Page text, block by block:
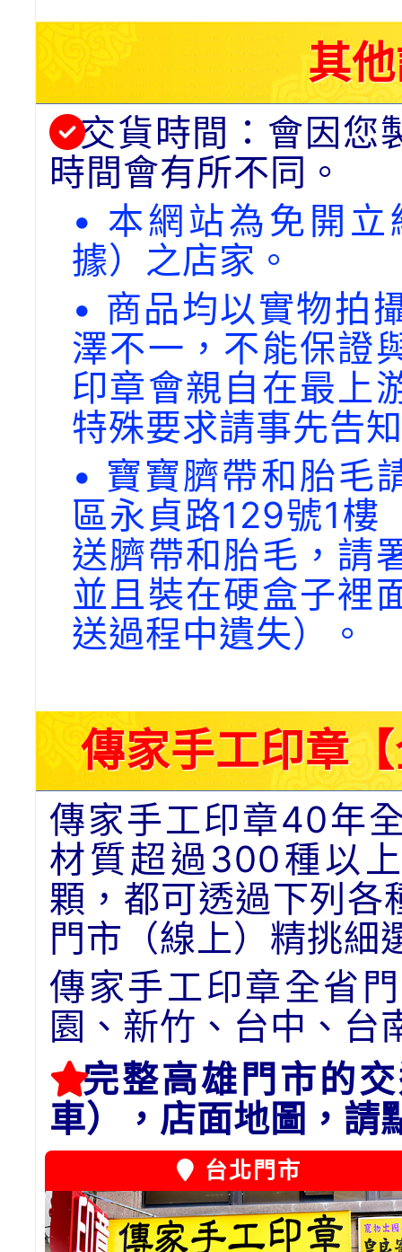
其
交貨時間：會因您
時間會有所不同。
• 本網站為免開
據）之店家。
• 商品均以實物拍
澤不一，不能保證
印章會親自在最上
特殊要求請事先告
• 寶寶臍帶和胎毛
區永貞路129號1樓
送臍帶和胎毛，請
並且裝在硬盒子裡
送過程中遺失）。
傳家手工印章
傳家手工印章40年
材質超過300種以
顆，都可透過下列各
門市（線上）精挑細
傳家手工印章全省
園、新竹、台中、台
完整高雄門市的
車），店面地圖，請
台北門市